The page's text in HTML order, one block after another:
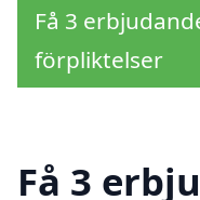
Få 3
förpliktelser
Få 3